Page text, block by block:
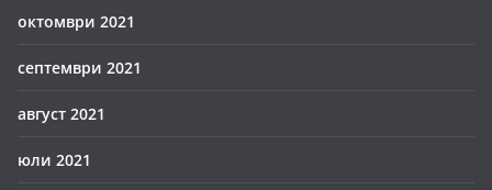
октомври 2021
септември 2021
август 2021
юли 2021